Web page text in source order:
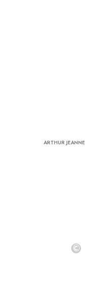
ARTHUR JEANNE
©